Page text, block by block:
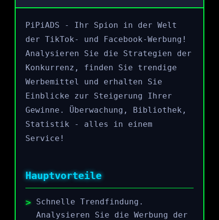
PiPiADS - Ihr Spion in der Welt
der TikTok- und Facebook-Werbung!
Analysieren Sie die Strategien der
Konkurrenz, finden Sie trendige
Werbemittel und erhalten Sie
Einblicke zur Steigerung Ihrer
Gewinne. Überwachung, Bibliothek,
Statistik - alles in einem
Service!
Hauptvorteile
Schnelle Trendfindung.
Analysieren Sie die Werbung der